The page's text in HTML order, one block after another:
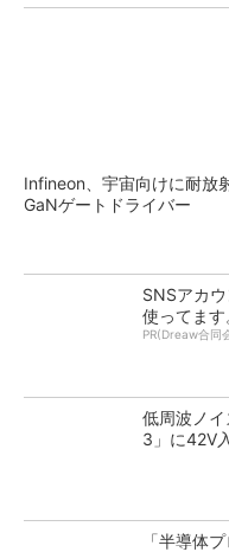
Infineon、宇宙向けに耐放
GaNゲートドライバー
SNSアカ
使ってます
PR(Dreaw合同
低周波ノ
3」に42V
「半導体